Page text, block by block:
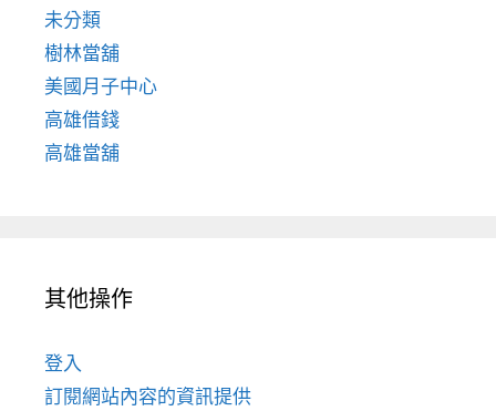
未分類
樹林當舖
美國月子中心
高雄借錢
高雄當舖
其他操作
登入
訂閱網站內容的資訊提供